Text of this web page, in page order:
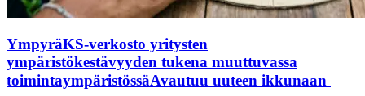
YmpyräKS-verkosto yritysten
ympäristökestävyyden tukena muuttuvassa
toimintaympäristössäAvautuu uuteen ikkunaan